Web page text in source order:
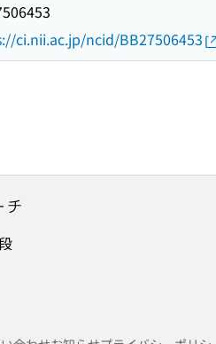
ci.nii.ac.jp/ncid/BB27506453